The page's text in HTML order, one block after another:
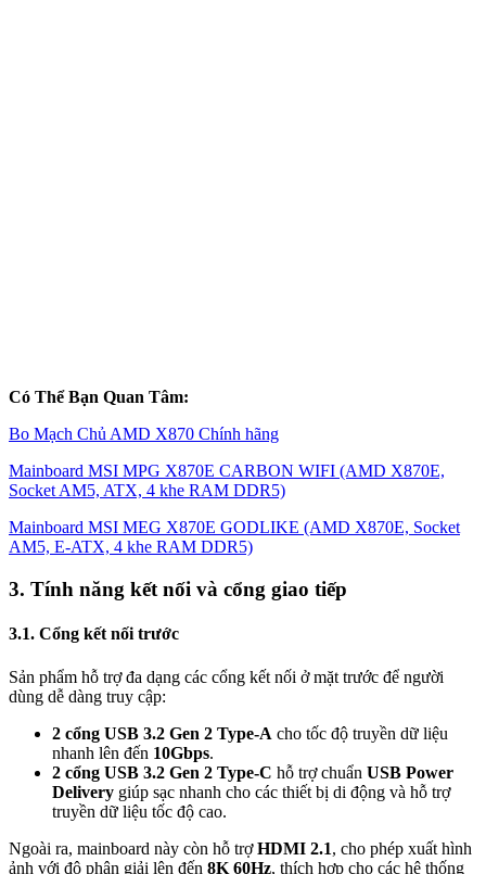
Có Thể Bạn Quan Tâm:
Bo Mạch Chủ AMD X870 Chính hãng
Mainboard MSI MPG X870E CARBON WIFI (AMD X870E,
Socket AM5, ATX, 4 khe RAM DDR5)
Mainboard MSI MEG X870E GODLIKE (AMD X870E, Socket
AM5, E-ATX, 4 khe RAM DDR5)
3. Tính năng kết nối và cổng giao tiếp
3.1. Cổng kết nối trước
Sản phẩm hỗ trợ đa dạng các cổng kết nối ở mặt trước để người
dùng dễ dàng truy cập:
2 cổng USB 3.2 Gen 2 Type-A cho tốc độ truyền dữ liệu
nhanh lên đến 10Gbps.
2 cổng USB 3.2 Gen 2 Type-C hỗ trợ chuẩn USB Power
Delivery giúp sạc nhanh cho các thiết bị di động và hỗ trợ
truyền dữ liệu tốc độ cao.
Ngoài ra, mainboard này còn hỗ trợHDMI 2.1, cho phép xuất hình
ảnh với độ phân giải lên đến 8K 60Hz, thích hợp cho các hệ thống